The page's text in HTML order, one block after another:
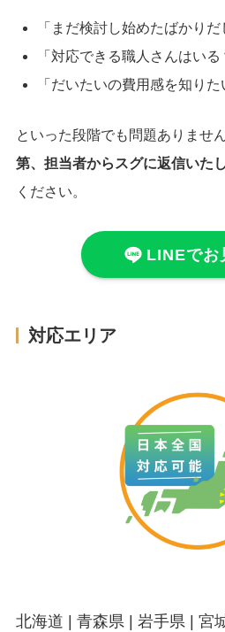
「まだ検討し始めたばかりだ
「対応できる職人さんはいる
「だいたいの費用感を知りた
といった段階でも問題ありません
第、担当者からスグに返信いたし
ください。
LINEでお
対応エリア
北海道 | 青森県 | 岩手県 | 宮